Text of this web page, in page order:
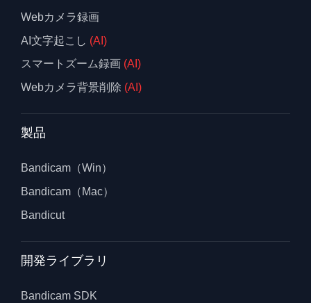
Webカメラ録画
AI文字起こし (AI)
スマートズーム録画 (AI)
Webカメラ背景削除 (AI)
製品
Bandicam（Win）
Bandicam（Mac）
Bandicut
開発ライブラリ
Bandicam SDK